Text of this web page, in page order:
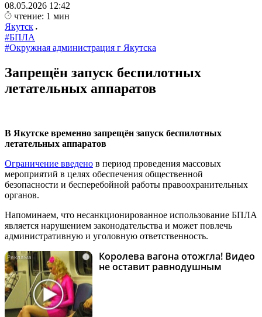
08.05.2026 12:42
чтение: 1 мин
Якутск
#БПЛА
#Окружная администрация г Якутска
Запрещён запуск беспилотных
летательных аппаратов
В Якутске временно запрещён запуск беспилотных
летательных аппаратов
Ограничение введено в период проведения массовых
мероприятий в целях обеспечения общественной
безопасности и бесперебойной работы правоохранительных
органов.
Напоминаем, что несанкционированное использование БПЛА
является нарушением законодательства и может повлечь
административную и уголовную ответственность.
i
Королева вагона отожгла! Видео
не оставит равнодушным